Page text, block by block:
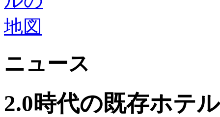
ニュース
2.0時代の既存ホテ